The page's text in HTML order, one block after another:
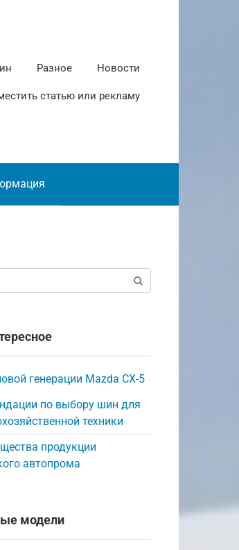
Разное Новости
статью или рекламу
генерации Mazda CX-5
по выбору шин для
техники
продукции
автопрома
модели